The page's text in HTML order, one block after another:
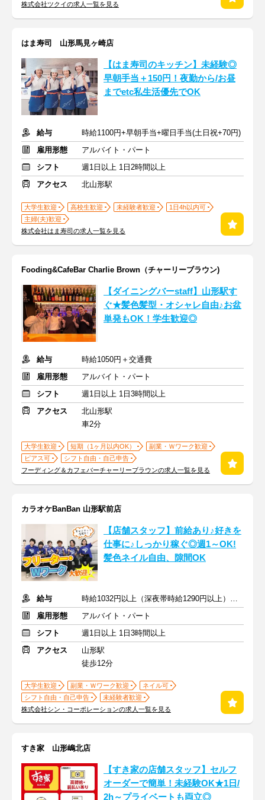
株式会社ツクイの求人一覧を見る
はま寿司 山形馬見ヶ崎店
【はま寿司のキッチン】未経験◎
早朝手当＋150円！夜勤から/お昼
までetc私生活優先でOK
給与
時給1100円+早朝手当+曜日手当(土日祝+70円)
雇用形態
アルバイト・パート
シフト
週1日以上 1日2時間以上
アクセス
北山形駅
大学生歓迎 高校生歓迎 未経験者歓迎
1日4h以内可
主婦(夫)歓迎
株式会社はま寿司の求人一覧を見る
Fooding&CafeBar Charlie Brown（チャーリーブラウン)
【ダイニングバーstaff】山形駅す
ぐ★髪色髪型・オシャレ自由♪お盆
単発もOK！学生歓迎◎
給与
時給1050円＋交通費
雇用形態
アルバイト・パート
シフト
週1日以上 1日3時間以上
アクセス
北山形駅
車2分
大学生歓迎 短期（1ヶ月以内OK）
副業・Ｗワーク歓迎
ピアス可
シフト自由・自己申告
フーディング＆カフェバーチャーリーブラウンの求人一覧を見る
カラオケBanBan 山形駅前店
【店舗スタッフ】前給あり♪好きを
仕事に♪しっかり稼ぐ◎週1～OK!
髪色ネイル自由、隙間OK
給与
時給1032円以上（深夜帯時給1290円以上） ＋交通費支給
雇用形態
アルバイト・パート
シフト
週1日以上 1日3時間以上
アクセス
山形駅
徒歩12分
大学生歓迎 副業・Ｗワーク歓迎
ネイル可
シフト自由・自己申告
未経験者歓迎
株式会社シン・コーポレーションの求人一覧を見る
すき家 山形嶋北店
【すき家の店舗スタッフ】セルフ
オーダーで簡単！未経験OK★1日/
2h～プライベートも両立◎